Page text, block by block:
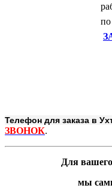
по
Телефон для заказа в
ЗВОНОК.
Для
мы